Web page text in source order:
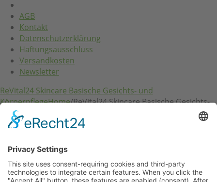
AGB
Kontakt
Datenschutzerklärung
Haftungsausschluss
Versandkosten
Newsletter
ReVital24 Skincare Basische Gesichts- und
KörperpflegeHome/ReVital24 Skincare Basische Gesichts-
und Körperpflege
RVS24 Line Professional
RVS24 ReVitaLeaves
RVS24 MaoLi Skincare
RVS24 Zubehör